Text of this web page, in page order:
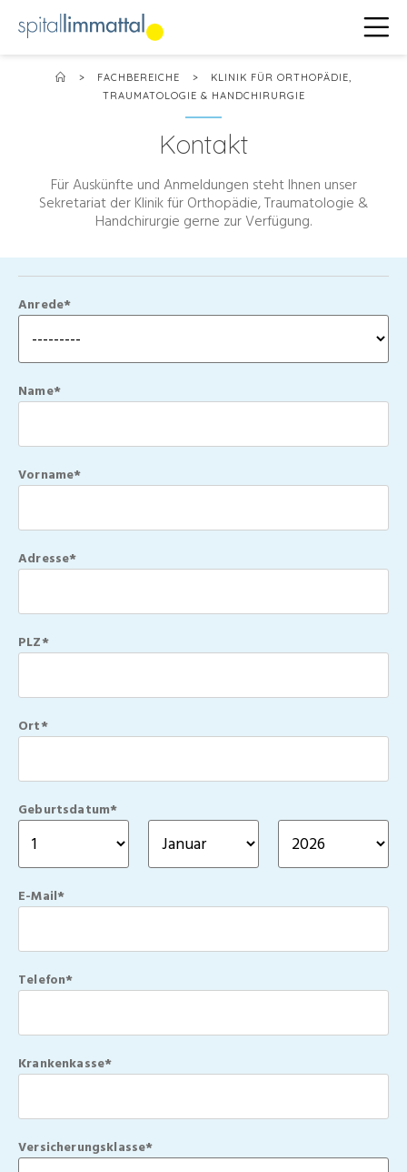
> FACHBEREICHE >
KLINIK FÜR ORTHOPÄDIE,
TRAUMATOLOGIE & HANDCHIRURGIE
Kontakt
Für Auskünfte und Anmeldungen steht Ihnen unser
Sekretariat der Klinik für Orthopädie, Traumatologie &
Handchirurgie gerne zur Verfügung.
Anrede*
Name*
Vorname*
Adresse*
PLZ*
Ort*
Geburtsdatum*
E-Mail*
Telefon*
Krankenkasse*
Versicherungsklasse*